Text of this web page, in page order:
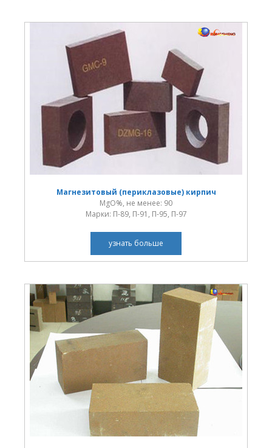
Магнезитовый (периклазовые) кирпич
MgO%, не менее: 90
Марки: П-89, П-91, П-95, П-97
узнать больше